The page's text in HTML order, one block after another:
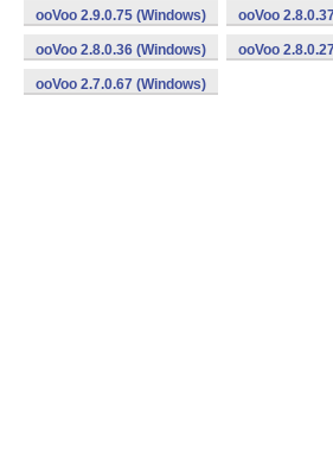
ooVoo 2.9.0.75 (Windows) ooVoo
ooVoo 2.8.0.36 (Windows) ooVoo
ooVoo 2.7.0.67 (Windows)